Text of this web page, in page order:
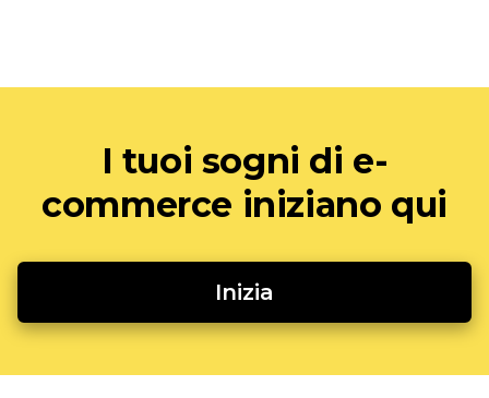
I tuoi sogni di e-
commerce iniziano qui
Inizia